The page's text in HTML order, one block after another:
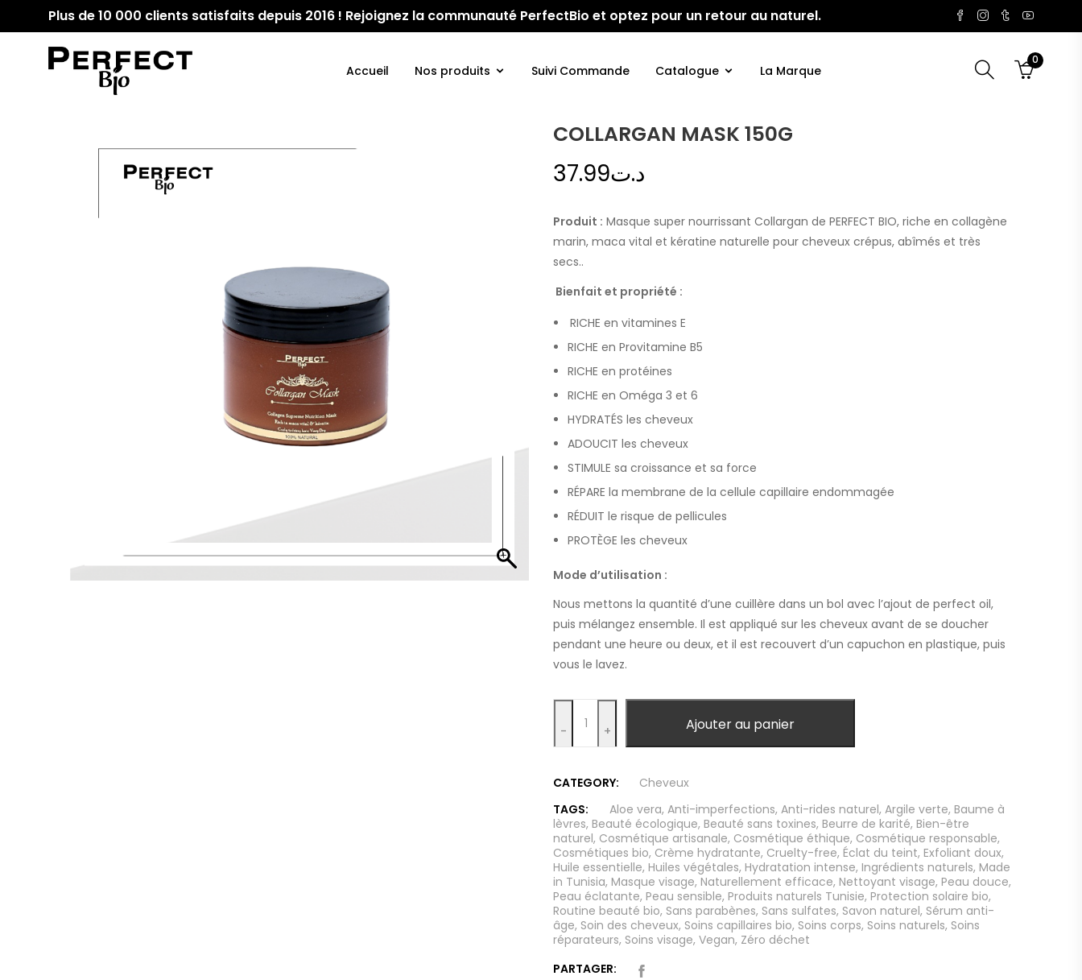
Plus de 10 000 clients satisfaits depuis 2016 ! Rejoignez la communauté PerfectBio et optez pour un retour au naturel.
Accueil Nos produits Suivi Commande Catalogue La Marque
0
COLLARGAN MASK 150G
د.ت37.99
Produit : Masque super nourrissant Collargan de PERFECT BIO, riche en collagène
marin, maca vital et kératine naturelle pour cheveux crépus, abîmés et très
secs..
Bienfait et propriété :
RICHE en vitamines E
RICHE en Provitamine B5
RICHE en protéines
RICHE en Oméga 3 et 6
HYDRATÉS les cheveux
ADOUCIT les cheveux
STIMULE sa croissance et sa force
RÉPARE la membrane de la cellule capillaire endommagée
RÉDUIT le risque de pellicules
PROTÈGE les cheveux
Mode d’utilisation :
Nous mettons la quantité d’une cuillère dans un bol avec l’ajout de perfect oil,
puis mélangez ensemble. Il est appliqué sur les cheveux avant de se doucher
pendant une heure ou deux, et il est recouvert d’un capuchon en plastique, puis
vous le lavez.
-
+ Ajouter au panier
CATEGORY:
Cheveux
TAGS:
Aloe vera, Anti-imperfections, Anti-rides naturel, Argile verte, Baume à
lèvres, Beauté écologique, Beauté sans toxines, Beurre de karité, Bien-être
naturel, Cosmétique artisanale, Cosmétique éthique, Cosmétique responsable,
Cosmétiques bio, Crème hydratante, Cruelty-free, Éclat du teint, Exfoliant doux,
Huile essentielle, Huiles végétales, Hydratation intense, Ingrédients naturels, Made
in Tunisia, Masque visage, Naturellement efficace, Nettoyant visage, Peau douce,
Peau éclatante, Peau sensible, Produits naturels Tunisie, Protection solaire bio,
Routine beauté bio, Sans parabènes, Sans sulfates, Savon naturel, Sérum anti-
âge, Soin des cheveux, Soins capillaires bio, Soins corps, Soins naturels, Soins
réparateurs, Soins visage, Vegan, Zéro déchet
PARTAGER: